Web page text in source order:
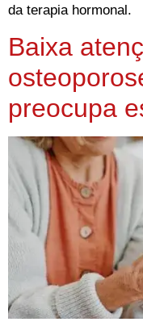
da terapia hormonal.
Baixa
preocupa